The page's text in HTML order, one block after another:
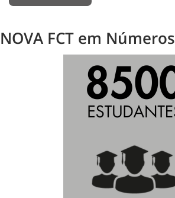
NOVA FCT em Números